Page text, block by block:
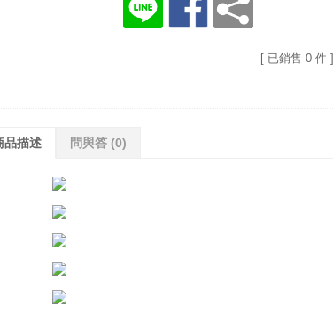
[ 已銷售 0 件 ]
品描述 問與答 (0)